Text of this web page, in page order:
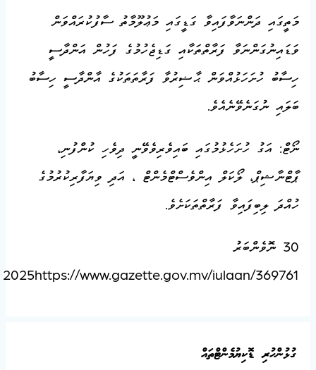
މަތީގައި ދަންނަވާފައިވާ ގަޑީގައި މަޢުލޫމާތު ސާފުކުރައްވަން
ވަޑައިނުގަންނަވާ ފަރާތްތަކާއި ގަޑިޖެހުމުގެ ފަހުން އަންދާސީ
ހިސާބު ހުށަހަޅުއްވަން ޙާޟިރުވާ ފަރާތަތަކުގެ އާންދާސީ ހިސާބު
ބަލައި ނުގަނެވޭނެއެވެ.
ނޯޓް: އަގު ހުށަހެޅުމުގައި ބައިވެރިވެވޭނީ ދިވެހި ކުންފުނި،
ޕާޓްނާޝިޕް، ލޯކަލް އިންވެސްޓްމެންޓް ، އަދި ވިޔަފާރިކުރުމުގެ
ހުއްދަ ލިބިފައިވާ ފަރާތްތަކަށެވެ.
30 ނޮވެންބަރު
2025https://www.gazette.gov.mv/iulaan/369761
ގުޅުންހުރި ޑޮކިޔުމެންޓްތައް